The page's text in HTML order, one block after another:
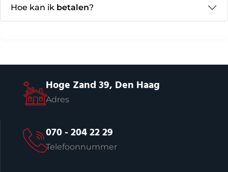
Hoe kan ik betalen?
Hoge Zand 39, Den Haag
Adres
070 - 204 22 29
Telefoonnummer